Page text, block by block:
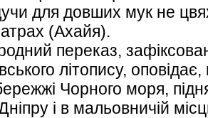
для довших мук не
(Ахайя).
переказ,
літопису,
Чорного моря,
і в мальовничій